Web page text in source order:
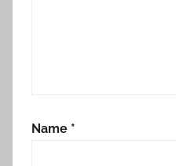
Name *